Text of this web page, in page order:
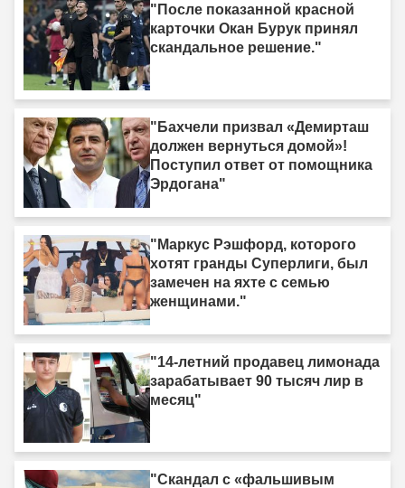
"После показанной красной
карточки Окан Бурук принял
скандальное решение."
"Бахчели призвал «Демирташ
должен вернуться домой»!
Поступил ответ от помощника
Эрдогана"
"Маркус Рэшфорд, которого
хотят гранды Суперлиги, был
замечен на яхте с семью
женщинами."
"14-летний продавец лимонада
зарабатывает 90 тысяч лир в
месяц"
"Скандал с «фальшивым